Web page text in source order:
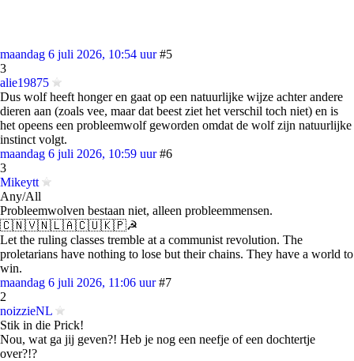
maandag 6 juli 2026, 10:54 uur #5
3
alie19875
Dus wolf heeft honger en gaat op een natuurlijke wijze achter andere
dieren aan (zoals vee, maar dat beest ziet het verschil toch niet) en is
het opeens een probleemwolf geworden omdat de wolf zijn natuurlijke
instinct volgt.
maandag 6 juli 2026, 10:59 uur #6
3
Mikeytt
Any/All
Probleemwolven bestaan niet, alleen probleemmensen.
🇨🇳🇻🇳🇱🇦🇨🇺🇰🇵☭
Let the ruling classes tremble at a communist revolution. The
proletarians have nothing to lose but their chains. They have a world to
win.
maandag 6 juli 2026, 11:06 uur #7
2
noizzieNL
Stik in die Prick!
Nou, wat ga jij geven?! Heb je nog een neefje of een dochtertje
over?!?